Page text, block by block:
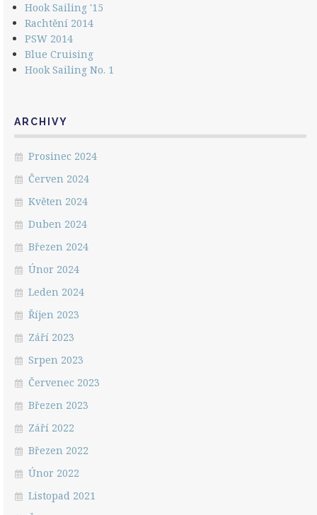
Hook Sailing '15
Rachtění 2014
PSW 2014
Blue Cruising
Hook Sailing No. 1
ARCHIVY
Prosinec 2024
Červen 2024
Květen 2024
Duben 2024
Březen 2024
Únor 2024
Leden 2024
Říjen 2023
Září 2023
Srpen 2023
Červenec 2023
Březen 2023
Září 2022
Březen 2022
Únor 2022
Listopad 2021